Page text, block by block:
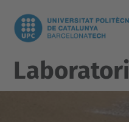
Laboratori